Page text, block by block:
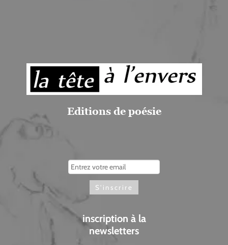
Editions de poésie
inscription à la
newsletters